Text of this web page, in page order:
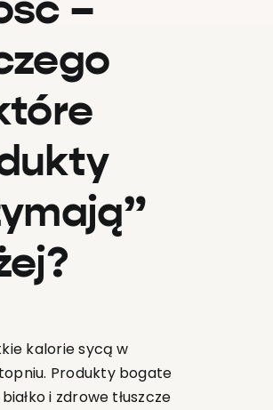
–
kalorie sycą w
Produkty bogate
i zdrowe tłuszcze